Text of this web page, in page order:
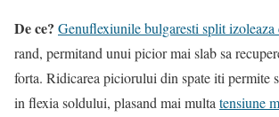
De ce? Genuflexiunile bulgaresti split
rand, permitand unui picior mai slab sa
forta. Ridicarea piciorului din spate iti permite
in flexia soldului, plasand mai multatensiune